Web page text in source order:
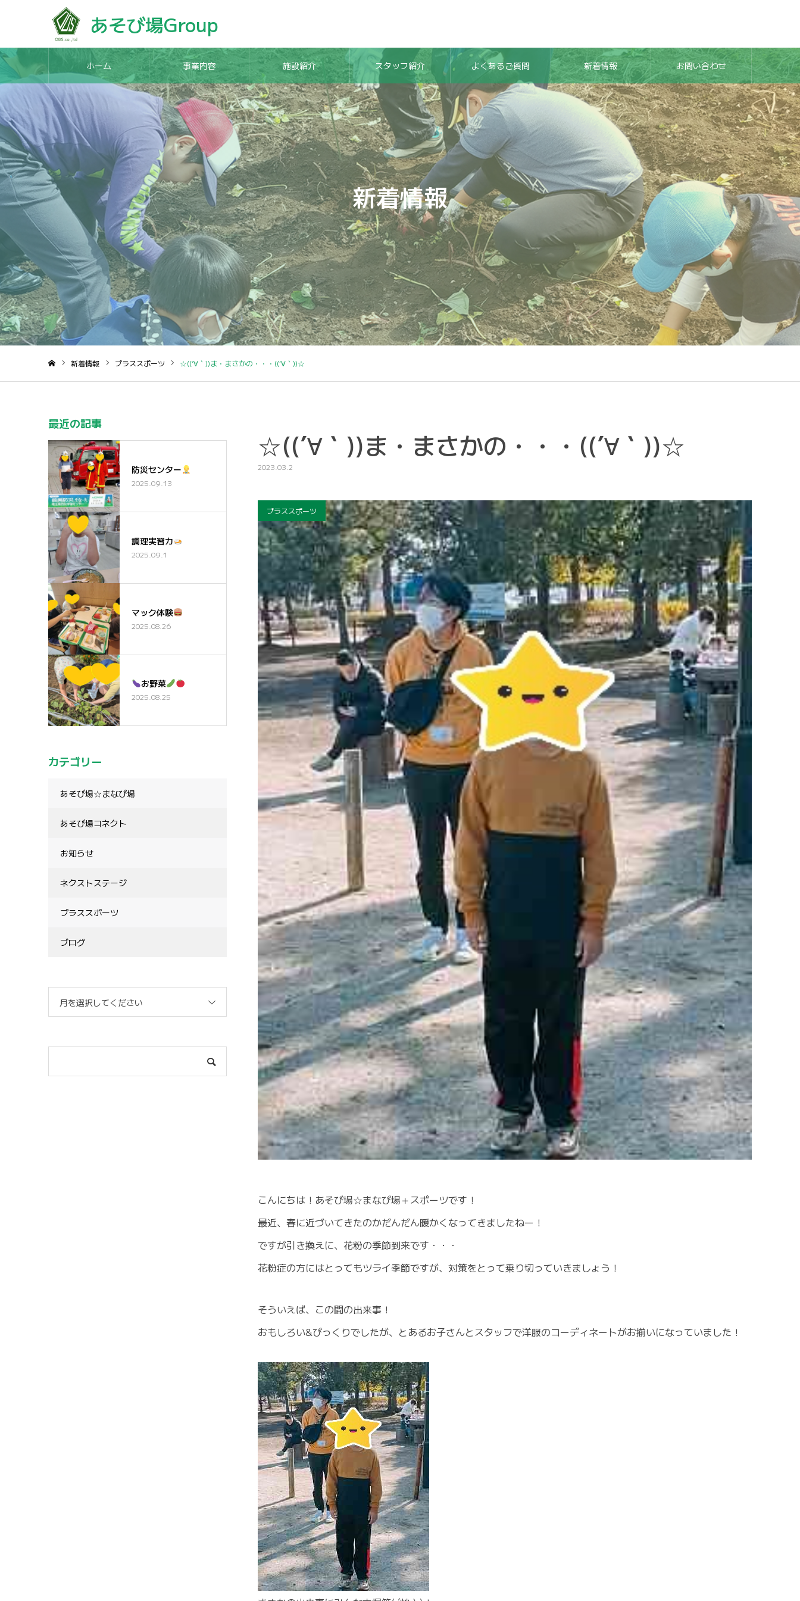
あそび場Group
ホーム 事業内容 施設紹介 スタッフ紹介 よくあるご質問 新着情報 お問い合わせ
新着情報
新着情報 プラススポーツ ☆((´∀｀))ま・まさかの・・・((´∀｀))☆
☆((´∀｀))ま・まさかの・・・((´∀｀))☆
2023.03.2
プラススポーツ
こんにちは！あそび場☆まなび場＋スポーツです！
最近、春に近づいてきたのかだんだん暖かくなってきましたねー！
ですが引き換えに、花粉の季節到来です・・・
花粉症の方にはとってもツライ季節ですが、対策をとって乗り切っていきましょう！
そういえば、この間の出来事！
おもしろい&びっくりでしたが、とあるお子さんとスタッフで洋服のコーディネートがお揃いになっていました！
最近の記事
防災センター
2025.09.13
調理実習カ
2025.09.1
マック体験
2025.08.26
お野菜
2025.08.25
カテゴリー
あそび場☆まなび場
あそび場コネクト
お知らせ
ネクストステージ
プラススポーツ
ブログ
月を選択してください